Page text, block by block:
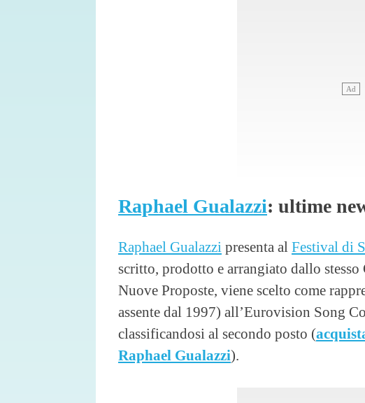
Raphael Gualazzi: ultime
Raphael Gualazzi presenta al Festival di
scritto, prodotto e arrangiato dallo
Nuove Proposte, viene scelto come
assente dal 1997) all’Eurovision Song
classificandosi al secondo posto (
Raphael Gualazzi).